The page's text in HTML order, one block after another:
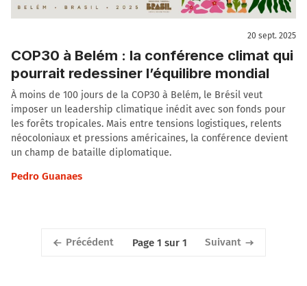
20 sept. 2025
COP30 à Belém : la conférence climat qui
pourrait redessiner l’équilibre mondial
À moins de 100 jours de la COP30 à Belém, le Brésil veut
imposer un leadership climatique inédit avec son fonds pour
les forêts tropicales. Mais entre tensions logistiques, relents
néocoloniaux et pressions américaines, la conférence devient
un champ de bataille diplomatique.
Pedro Guanaes
Précédent Page 1 sur 1 Suivant